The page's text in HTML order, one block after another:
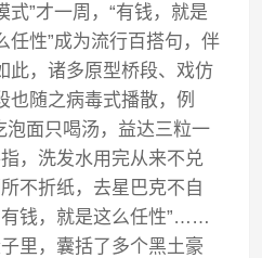
式”才一周，“有钱，就是
任性”成为流行百搭句，伴
此，诸多原型桥段、戏仿
也随之病毒式播散，例
泡面只喝汤，益达三粒一
，洗发水用完从来不兑
不折纸，去星巴克不自
钱，就是这么任性”……
里，囊括了多个黑土豪